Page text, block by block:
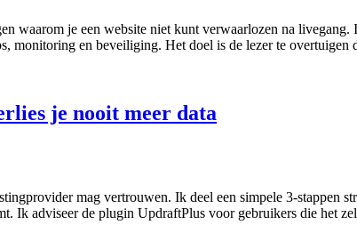
waarom je een website niet kunt verwaarlozen na livegang.
monitoring en beveiliging. Het doel is de lezer te
je nooit meer data
mag vertrouwen. Ik deel een simpele 3-stappen
Ik adviseer de plugin UpdraftPlus voor gebruikers die het